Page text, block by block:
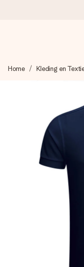
We maken jouw
4,8
Onze cadeaus
ons met een 4,7
Gratis
Home Kleding en